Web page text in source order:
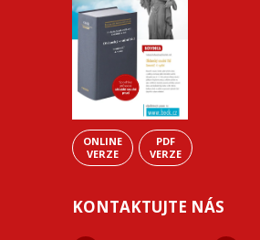
ONLINE
VERZE
PDF
VERZE
KONTAKTUJTE NÁS